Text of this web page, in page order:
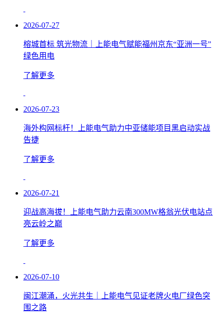
2026-07-27
榕城首标 筑光物流｜上能电气赋能福州京东“亚洲一号”
绿色用电
了解更多
2026-07-23
海外构网标杆！上能电气助力中亚储能项目黑启动实战
告捷
了解更多
2026-07-21
迎战高海拔！上能电气助力云南300MW格翁光伏电站点
亮云岭之巅
了解更多
2026-07-10
闽江潮涌，火光共生｜上能电气见证老牌火电厂绿色突
围之路